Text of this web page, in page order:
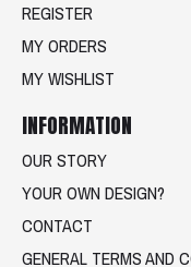
REGISTER
MY ORDERS
MY WISHLIST
INFORMATION
OUR STORY
YOUR OWN DESIGN?
CONTACT
GENERAL TERMS AND